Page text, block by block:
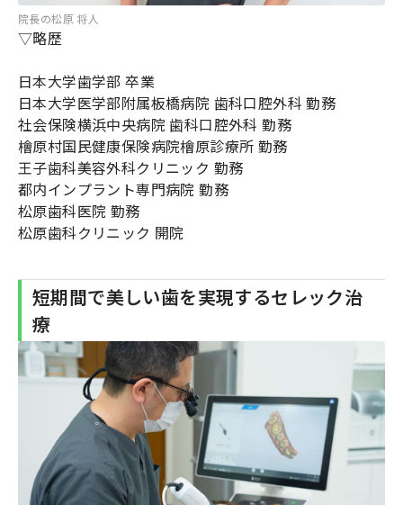
院長の松原 将人
▽略歴
日本大学歯学部 卒業
日本大学医学部附属板橋病院 歯科口腔外科 勤務
社会保険横浜中央病院 歯科口腔外科 勤務
檜原村国民健康保険病院檜原診療所 勤務
王子歯科美容外科クリニック 勤務
都内インプラント専門病院 勤務
松原歯科医院 勤務
松原歯科クリニック 開院
短期間で美しい歯を実現するセレック治
療